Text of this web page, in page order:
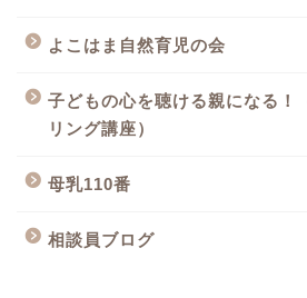
よこはま自然育児の会
子どもの心を聴ける親になる！
リング講座）
母乳110番
相談員ブログ